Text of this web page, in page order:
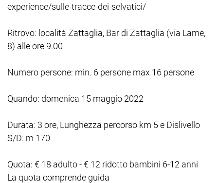
experience/sulle-tracce-dei-selvatici/
Ritrovo: località Zattaglia, Bar di Zattaglia (via Lame,
8) alle ore 9.00
Numero persone: min. 6 persone max 16 persone
Quando: domenica 15 maggio 2022
Durata: 3 ore, Lunghezza percorso km 5 e Dislivello
S/D: m 170
Quota: € 18 adulto - € 12 ridotto bambini 6-12 anni
La quota comprende guida